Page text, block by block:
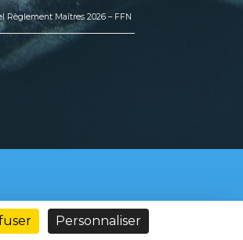
Règlement Maîtres 2026 – FFN
Personnaliser